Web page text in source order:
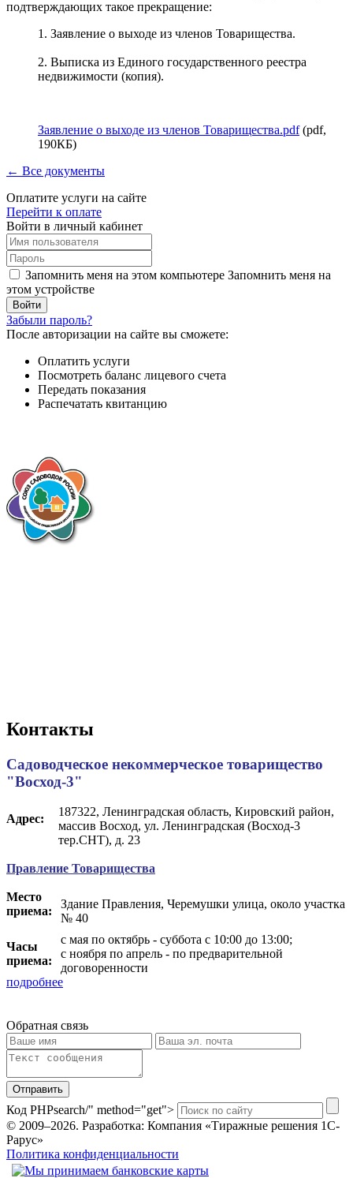
подтверждающих такое прекращение:
1. Заявление о выходе из членов Товарищества.
2. Выписка из Единого государственного реестра
недвижимости (копия).
Заявление о выходе из членов Товарищества.pdf(pdf,
190КБ)
← Все документы
Оплатите услуги на сайте
Перейти к оплате
Войти в личный кабинет
Запомнить меня на этом компьютере Запомнить меня на
этом устройстве
Забыли пароль?
После авторизации на сайте вы сможете:
Оплатить услуги
Посмотреть баланс лицевого счета
Передать показания
Распечатать квитанцию
Контакты
Садоводческое некоммерческое товарищество
"Восход-3"
Адрес:
187322, Ленинградская область, Кировский район,
массив Восход, ул. Ленинградская (Восход-3
тер.СНТ), д. 23
Правление Товарищества
Место
приема:
Здание Правления, Черемушки улица, около участка
№ 40
Часы
приема:
с мая по октябрь - суббота с 10:00 до 13:00;
с ноября по апрель - по предварительной
договоренности
подробнее
Обратная связь
Отправить
Код PHPsearch/" method="get">
© 2009–2026. Разработка: Компания «Тиражные решения 1С-
Рарус»
Политика конфиденциальности